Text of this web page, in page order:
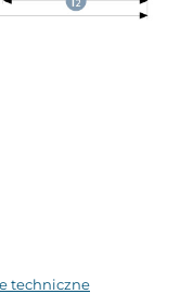
techniczne